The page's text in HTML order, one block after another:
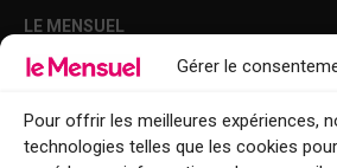
Gérer le
Pour offrir les meilleures expériences,
technologies telles que les cookies
LE MENSUEL
Points de diffusion Var et Alpes-Maritimes :
Le Mensuel en PDF : consultez le magazine
Qui sommes-nous ?